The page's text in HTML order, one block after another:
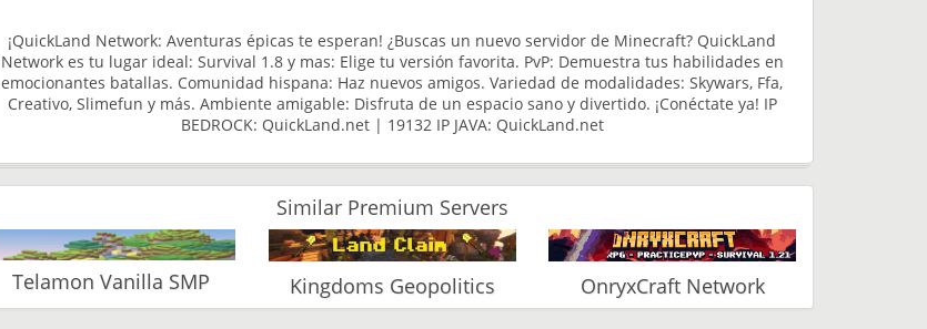
¡QuickLand Network: Aventuras épicas te esperan! ¿Buscas un nuevo servidor de Minecraft? QuickLand
Network es tu lugar ideal: Survival 1.8 y mas: Elige tu versión favorita. PvP: Demuestra tus habilidades en
emocionantes batallas. Comunidad hispana: Haz nuevos amigos. Variedad de modalidades: Skywars, Ffa,
Creativo, Slimefun y más. Ambiente amigable: Disfruta de un espacio sano y divertido. ¡Conéctate ya! IP
BEDROCK: QuickLand.net | 19132 IP JAVA: QuickLand.net
Similar Premium Servers
Telamon Vanilla SMP Kingdoms Geopolitics OnryxCraft Network